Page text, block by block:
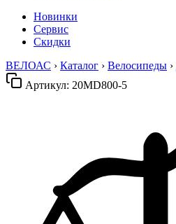
Новинки
Сервис
Скидки
ВЕЛОАС › Каталог › Велосипеды ›
Артикул: 20MD800-5